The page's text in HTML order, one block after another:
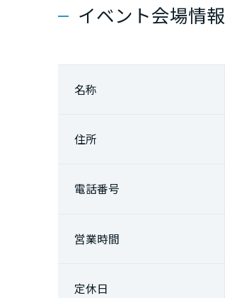
イベント会場情報
名称
住所
電話番号
営業時間
定休日